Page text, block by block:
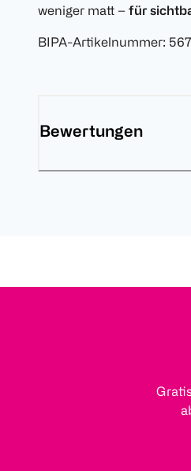
weniger matt – für
BIPA-Artikelnummer:
Bewertungen